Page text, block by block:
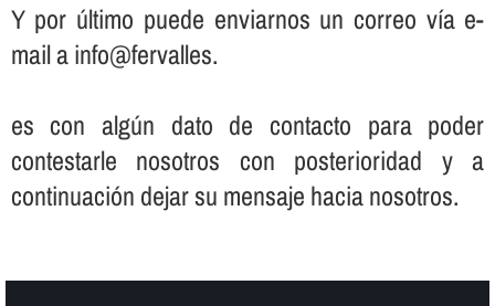
Y por último puede enviarnos un correo ví­a e-
mail a info@fervalles.
es con algún dato de contacto para poder
contestarle nosotros con posterioridad y a
continuación dejar su mensaje hacia nosotros.